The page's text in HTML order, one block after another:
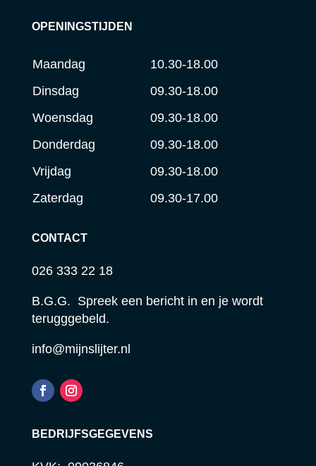
OPENINGSTIJDEN
Maandag
10.30-18.00
Dinsdag
09.30-18.00
Woensdag
09.30-18.00
Donderdag
09.30-18.00
Vrijdag
09.30-18.00
Zaterdag
09.30-17.00
CONTACT
026 333 22 18
B.G.G. Spreek een bericht in en je wordt
terugggebeld.
info@mijnslijter.nl
BEDRIJFSGEGEVENS